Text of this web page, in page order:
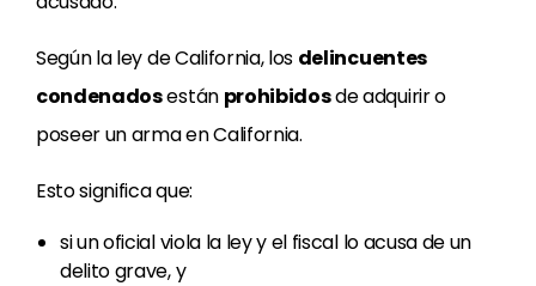
Según la ley de California, los delincuentes
condenadosestán prohibidosde adquirir o
poseer un arma en California.
Esto significa que:
si un oficial viola la ley y el fiscal lo acusa de un
delito grave, y